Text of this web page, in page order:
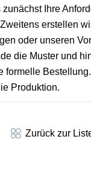
Ihre
erstellen
oder unseren
die Muster und
formelle
Produktion.
Zurück zur